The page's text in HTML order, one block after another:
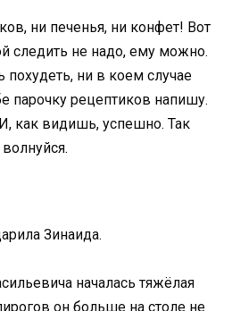
ни печенья, ни конфет! Вот
следить не надо, ему можно.
похудеть, ни в коем случае
парочку рецептиков напишу.
как видишь, успешно. Так
Зинаида.
началась тяжёлая
он больше на столе не